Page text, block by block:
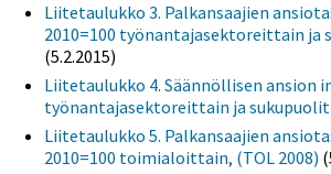
Liitetaulukko 3. Palkansaajien
2010=100 työnantajasektoreittain ja
(5.2.2015)
Liitetaulukko 4. Säännöllisen ansion
työnantajasektoreittain ja
Liitetaulukko 5. Palkansaajien
2010=100 toimialoittain, (TOL 2008)